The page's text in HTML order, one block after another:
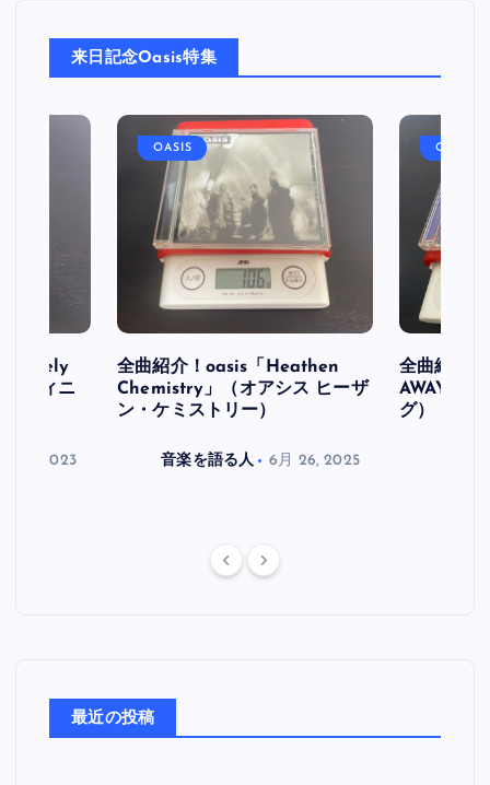
来日記念Oasis特集
フィニ
30, 2023
OASIS
全曲紹介！oasis「Heathen
Chemistry」（オアシス ヒーザ
ン・ケミストリー）
音楽を語る人 6月 26, 2025
OASIS
全曲紹介
AWAY」
グ）
最近の投稿